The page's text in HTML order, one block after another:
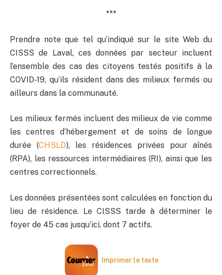
***
Prendre note que tel qu’indiqué sur le site Web du
CISSS de Laval, ces données par secteur incluent
l’ensemble des cas des citoyens testés positifs à la
COVID-19, qu’ils résident dans des milieux fermés ou
ailleurs dans la communauté.
Les milieux fermés incluent des milieux de vie comme
les centres d’hébergement et de soins de longue
durée (CHSLD), les résidences privées pour aînés
(RPA), les ressources intermédiaires (RI), ainsi que les
centres correctionnels.
Les données présentées sont calculées en fonction du
lieu de résidence. Le CISSS tarde à déterminer le
foyer de 45 cas jusqu’ici, dont 7 actifs.
Imprimer le texte